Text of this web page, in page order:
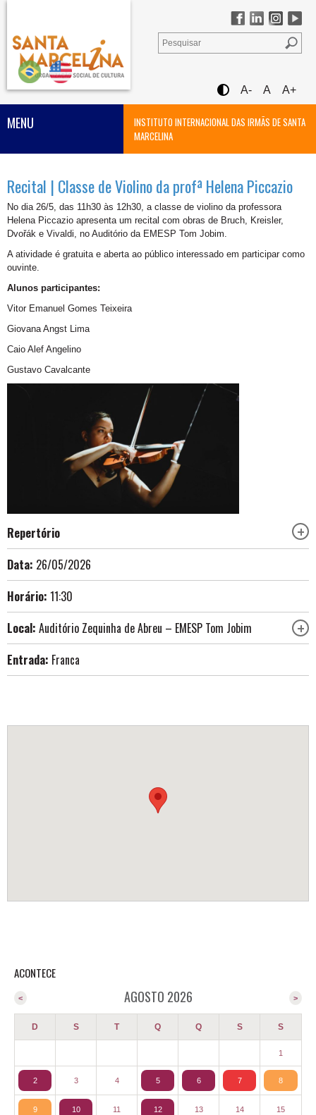
A- A A+
INSTITUTO INTERNACIONAL DAS IRMÃS DE SANTA
MARCELINA
MENU
Recital | Classe de Violino da profª Helena Piccazio
No dia 26/5, das 11h30 às 12h30, a classe de violino da professora
Helena Piccazio apresenta um recital com obras de Bruch, Kreisler,
Dvořák e Vivaldi, no Auditório da EMESP Tom Jobim.
A atividade é gratuita e aberta ao público interessado em participar como
ouvinte.
Alunos participantes:
Vitor Emanuel Gomes Teixeira
Giovana Angst Lima
Caio Alef Angelino
Gustavo Cavalcante
Repertório
Data: 26/05/2026
Horário: 11:30
Local: Auditório Zequinha de Abreu – EMESP Tom Jobim
Entrada: Franca
ACONTECE
AGOSTO 2026 >
<
D S T Q Q S S
1
2 3 4 5 6 7 8
9 10 11 12 13 14 15